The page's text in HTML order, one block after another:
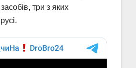
три з яких